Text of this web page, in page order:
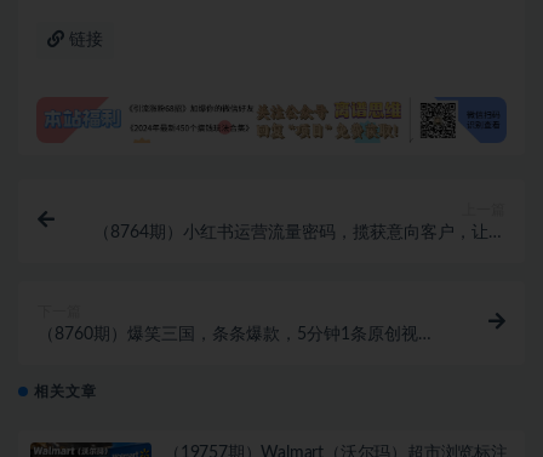
链接
（8764期）小红书运营流量密码，揽获意向客户，让你
（8760期）爆笑三国，条条爆款，5分钟1条原创视
相关文章
（19757期）Walmart（沃尔玛）超市浏览标注